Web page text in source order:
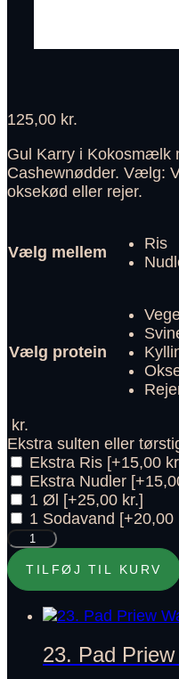
125,00 kr.
Gul Karry i Kokosmælk
Cashewnødder. Vælg:
oksekød eller rejer.
Vælg mellem
Ris
Vælg protein
kr.
Ekstra sulten eller
Ekstra Ris [+15,00
Ekstra Nudler
1 Øl [+25,00 kr.]
1 Sodavand [+20,00
28.
Gaeng
Kari
antal
TILFØJ TIL KURV
23. Pad Priew